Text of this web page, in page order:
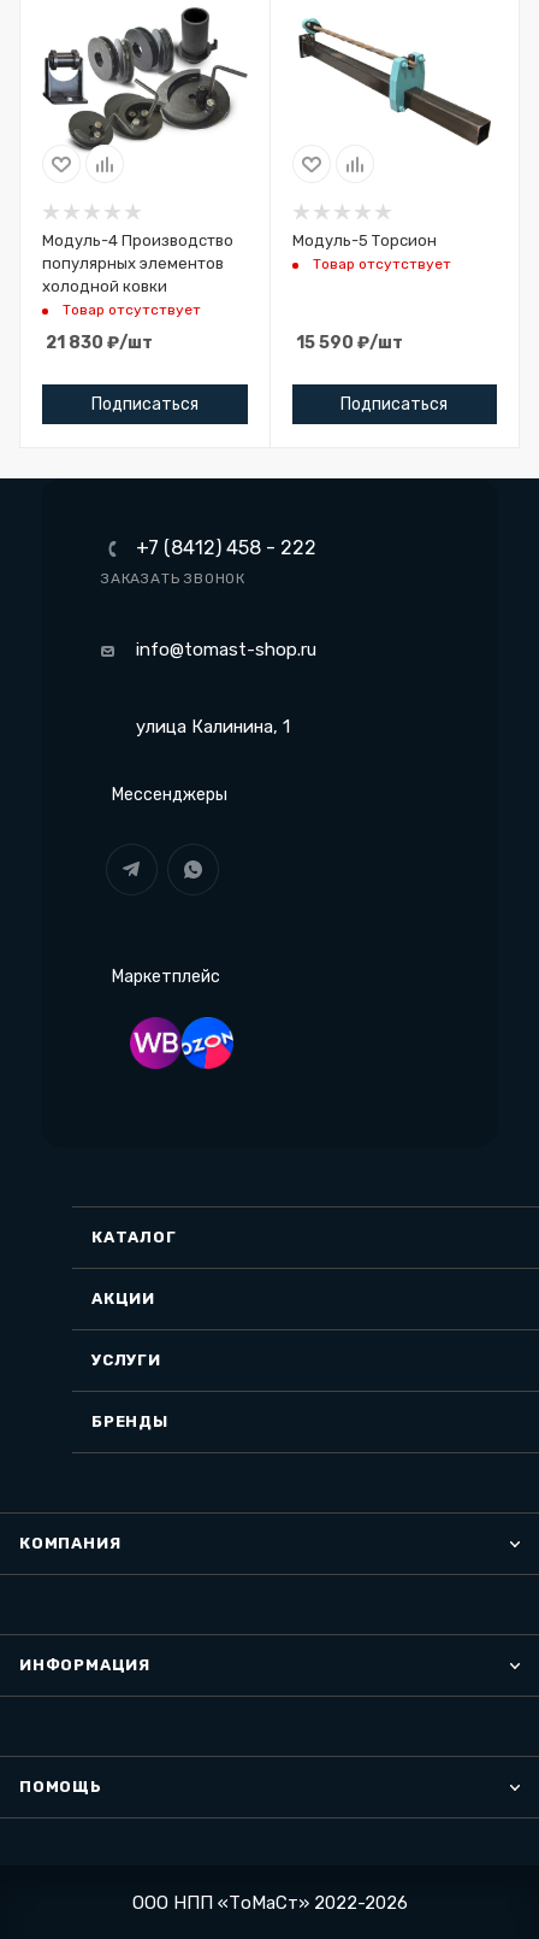
Модуль-4 Производство
популярных элементов
холодной ковки
Товар отсутствует
21 830 ₽/шт
Подписаться
Модуль-5 Торсион
Товар отсутствует
15 590 ₽/шт
Подписаться
+7 (8412) 458 - 222
ЗАКАЗАТЬ ЗВОНОК
info@tomast-shop.ru
улица Калинина, 1
Мессенджеры
Маркетплейс
КАТАЛОГ
АКЦИИ
УСЛУГИ
БРЕНДЫ
КОМПАНИЯ
ИНФОРМАЦИЯ
ПОМОЩЬ
ООО НПП «ТоМаСт» 2022-2026